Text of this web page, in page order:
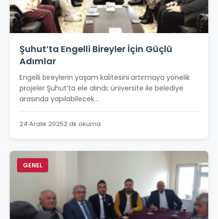
Şuhut’ta Engelli Bireyler İçin Güçlü
Adımlar
Engelli bireylerin yaşam kalitesini artırmaya yönelik
projeler Şuhut’ta ele alındı; üniversite ile belediye
arasında yapılabilecek...
24 Aralık 20252 dk okuma
GENEL